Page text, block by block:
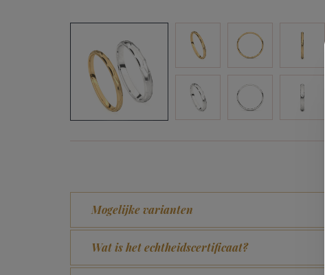
Mogelijke varianten
Wat is het echtheidscertificaat?